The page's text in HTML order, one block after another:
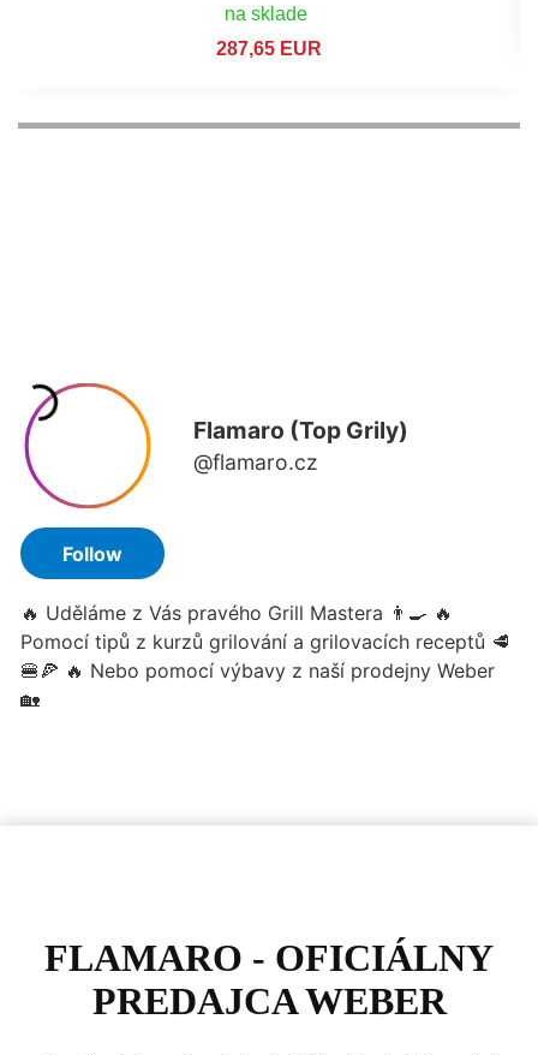
na sklade
287,65 EUR
FLAMARO - OFICIÁLNY
PREDAJCA WEBER